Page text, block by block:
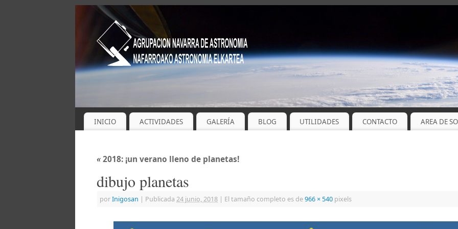
INICIO ACTIVIDADES GALERÍA BLOG UTILIDADES CONTACTO AREA DE
«2018: ¡un verano lleno de planetas!
dibujo planetas
porInigosan | Publicada 24 junio, 2018 | El tamaño completo es de966 × 540 pixels